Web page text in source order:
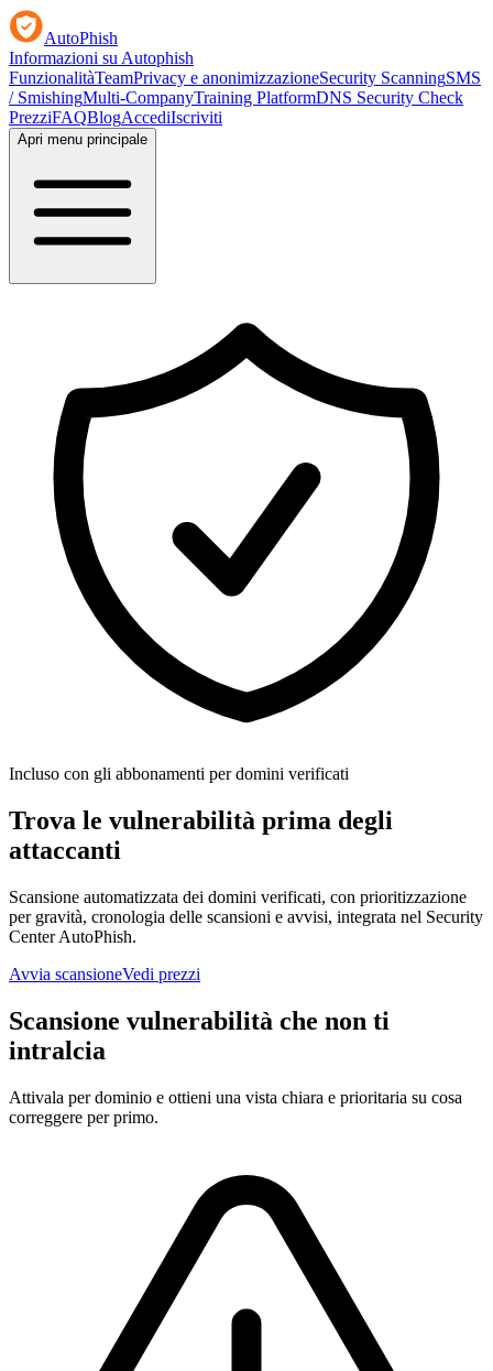
AutoPhish
Informazioni su Autophish
FunzionalitàTeamPrivacy e anonimizzazioneSecurity ScanningSMS
/ SmishingMulti-CompanyTraining PlatformDNS Security Check
PrezziFAQBlogAccediIscriviti
Apri menu principale
Incluso con gli abbonamenti per domini verificati
Trova le vulnerabilità prima degli
attaccanti
Scansione automatizzata dei domini verificati, con prioritizzazione
per gravità, cronologia delle scansioni e avvisi, integrata nel Security
Center AutoPhish.
Avvia scansioneVedi prezzi
Scansione vulnerabilità che non ti
intralcia
Attivala per dominio e ottieni una vista chiara e prioritaria su cosa
correggere per primo.